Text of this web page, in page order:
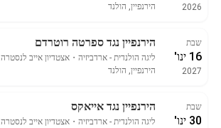
2026
הירנפיין, הולנד
שבת
16 ינו'
2027
הירנפיין נגד ספרטה רוטרדם
ליגה הולנדית - ארדביזיה ・ אצטדיון אייב לנסטרה
הירנפיין, הולנד
שבת
30 ינו'
הירנפיין נגד אייאקס
ליגה הולנדית - ארדביזיה ・ אצטדיון אייב לנסטרה